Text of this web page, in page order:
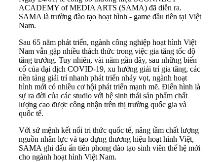
ACADEMY of MEDIA ARTS (SAMA) đã diễn ra.
SAMA là trường đào tạo hoạt hình - game đầu tiên tại Việt
Nam.
Sau 65 năm phát triển, ngành công nghiệp hoạt hình Việt
Nam vẫn gặp nhiều thách thức trong việc gia tăng tốc độ
tăng trưởng. Tuy nhiên, vài năm gần đây, sau những biến
cố của đại dịch COVID-19, xu hướng giải trí gia tăng, các
nền tảng giải trí nhanh phát triển nhảy vọt, ngành hoạt
hình mới có nhiều cơ hội phát triển mạnh mẽ. Điển hình là
sự ra đời của các studio với hệ sinh thái sản phẩm chất
lượng cao được công nhận trên thị trường quốc gia và
quốc tế.
Với sứ mệnh kết nối tri thức quốc tế, nâng tầm chất lượng
nguồn nhân lực và tạo dựng thương hiệu hoạt hình Việt,
SAMA ghi dấu ấn tiên phong đào tạo sinh viên thế hệ mới
cho ngành hoạt hình Việt Nam.